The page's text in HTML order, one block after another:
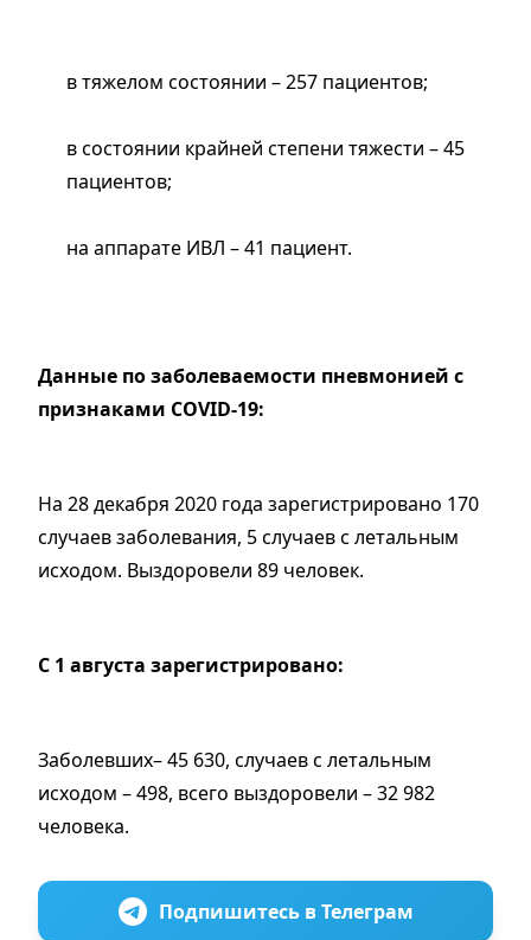
в тяжелом состоянии – 257 пациентов;
в состоянии крайней степени тяжести – 45
пациентов;
на аппарате ИВЛ – 41 пациент.
Данные по заболеваемости пневмонией с
признаками COVID-19:
На 28 декабря 2020 года зарегистрировано 170
случаев заболевания, 5 случаев с летальным
исходом. Выздоровели 89 человек.
С 1 августа зарегистрировано:
Заболевших– 45 630, случаев с летальным
исходом – 498, всего выздоровели – 32 982
человека.
Подпишитесь в Телеграм